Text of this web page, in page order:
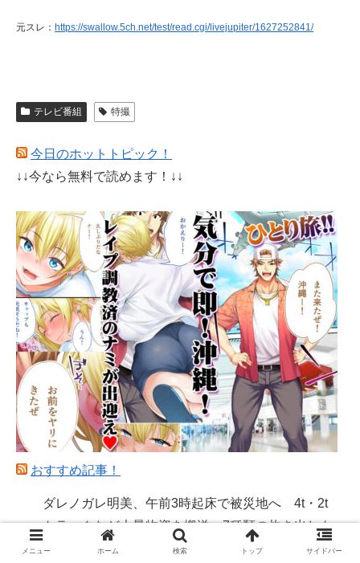
元スレ： https://swallow.5ch.net/test/read.cgi/livejupiter/1627252841/
テレビ番組 特撮
今日のホットトピック！
↓↓今なら無料で読めます！↓↓
おすすめ記事！
ダレノガレ明美、午前3時起床で被災地へ 4t・2t
トラックなど大量物資を搬送、7種類の炊き出しも
メニュー ホーム 検索 トップ サイドバー